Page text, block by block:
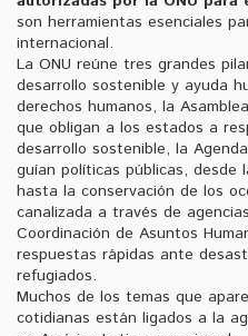
son herramientas esenciales
internacional.
La ONU reúne tres grandes
desarrollo sostenible y ayuda
derechos humanos, la
que obligan a los estados a
desarrollo sostenible, la
guían políticas públicas, desde
hasta la conservación de los
canalizada a través de
Coordinación de Asuntos
respuestas rápidas ante
refugiados.
Muchos de los temas que
cotidianas están ligados a la